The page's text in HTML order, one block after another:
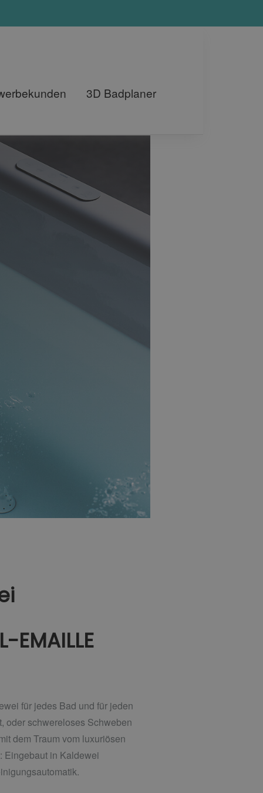
3D Badplaner
EMAILLE
für jedes Bad und für jeden
oder schwereloses Schweben
dem Traum vom luxuriösen
Eingebaut in Kaldewei